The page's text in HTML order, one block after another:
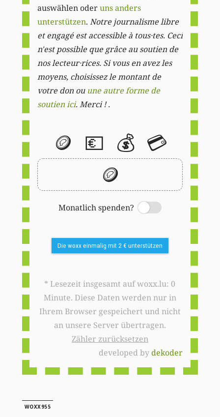
auswählen oderuns anders
unterstützen. Notre journalisme libre
et engagé est accessible à tous·tes. Ceci
n'est possible que grâce au soutien de
nos lecteur·rices. Si vous en avez les
moyens, choisissez le montant de
votre don ou une autre forme de
soutien ici. Merci ! .
🪙 💶 💰 💳
🪙
Monatlich spenden?
Switch
Die woxx einmalig mit 2 € unterstützen
* Lesezeit insgesamt auf woxx.lu: 0
Minute. Diese Daten werden nur in
Ihrem Browser gespeichert und nicht
an unsere Server übertragen.
Zähler zurücksetzen
developed bydekoder
WOXX955